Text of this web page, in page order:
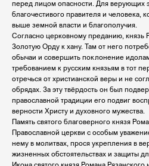
перед лицом опасности. Для верующих
благочестивого правителя и человека,
выше земной власти и благополучия.
Согласно церковному преданию, князь
Золотую Орду к хану. Там от него
обычаи и совершить поклонение
требованием к русским князьям в тот
отречься от христианской веры и не
обрядах. За эту твёрдость он был
православной традиции его подвиг
верности Христу и духовного мужества.
Память святого благоверного князя
Православной церкви с особым
нему в молитвах, прося укрепления в
жизненных обстоятельствах и защиты